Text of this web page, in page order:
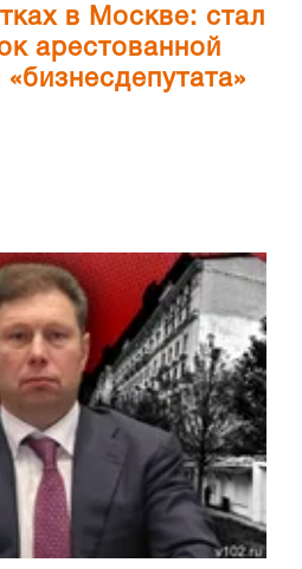
в Москве: стал
арестованной